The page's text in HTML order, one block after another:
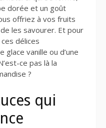
dorée et un goût
offriez à vos fruits
les savourer. Et pour
délices
glace vanille ou d’une
ce pas là la
?
qui